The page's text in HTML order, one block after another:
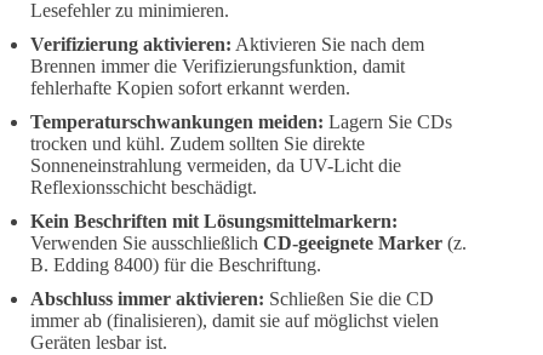
Lesefehler zu minimieren.
Verifizierung aktivieren: Aktivieren Sie nach dem
Brennen immer die Verifizierungsfunktion, damit
fehlerhafte Kopien sofort erkannt werden.
Temperaturschwankungen meiden: Lagern Sie CDs
trocken und kühl. Zudem sollten Sie direkte
Sonneneinstrahlung vermeiden, da UV-Licht die
Reflexionsschicht beschädigt.
Kein Beschriften mit Lösungsmittelmarkern:
Verwenden Sie ausschließlich CD-geeignete Marker (z.
B. Edding 8400) für die Beschriftung.
Abschluss immer aktivieren: Schließen Sie die CD
immer ab (finalisieren), damit sie auf möglichst vielen
Geräten lesbar ist.